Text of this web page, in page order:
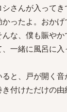
さんが入ってき
かったよ。おか
んな、僕も賑や
一緒に風呂に入
と、戸が開く音
き付けただけの